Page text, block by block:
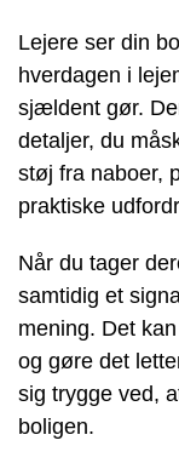
Lejere ser din
hverdagen i
sjældent gør.
detaljer, du
støj fra naboer,
praktiske
Når du tager
samtidig et
mening. Det
og gøre det
sig trygge ved,
boligen.